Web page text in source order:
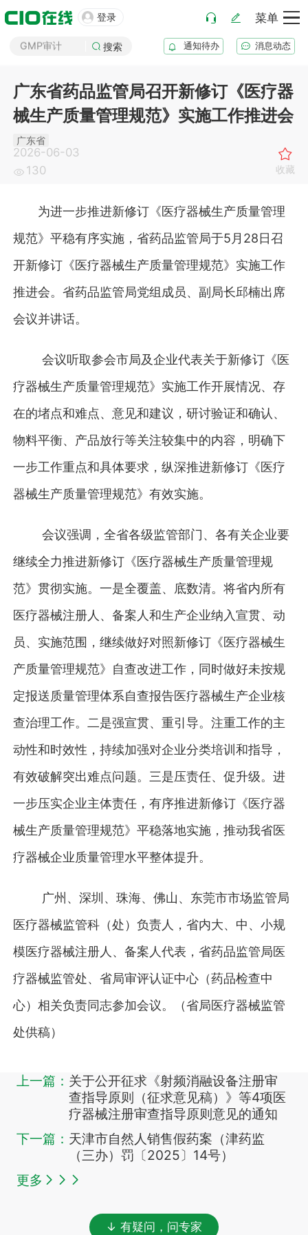
 登录 菜单
药厂筹建
GSP审计
化妆品注册
医疗器械注册
药品上市后变更
搜索 通知待办 消息动态
广东省药品监管局召开新修订《医疗器
械生产质量管理规范》实施工作推进会
广东省
2026-06-03
130
收藏
为进一步推进新修订《医疗器械生产质量管理
规范》平稳有序实施，省药品监管局于5月28日召
开新修订《医疗器械生产质量管理规范》实施工作
推进会。省药品监管局党组成员、副局长邱楠出席
会议并讲话。
会议听取参会市局及企业代表关于新修订《医
疗器械生产质量管理规范》实施工作开展情况、存
在的堵点和难点、意见和建议，研讨验证和确认、
物料平衡、产品放行等关注较集中的内容，明确下
一步工作重点和具体要求，纵深推进新修订《医疗
器械生产质量管理规范》有效实施。
会议强调，全省各级监管部门、各有关企业要
继续全力推进新修订《医疗器械生产质量管理规
范》贯彻实施。一是全覆盖、底数清。将省内所有
医疗器械注册人、备案人和生产企业纳入宣贯、动
员、实施范围，继续做好对照新修订《医疗器械生
产质量管理规范》自查改进工作，同时做好未按规
定报送质量管理体系自查报告医疗器械生产企业核
查治理工作。二是强宣贯、重引导。注重工作的主
动性和时效性，持续加强对企业分类培训和指导，
有效破解突出难点问题。三是压责任、促升级。进
一步压实企业主体责任，有序推进新修订《医疗器
械生产质量管理规范》平稳落地实施，推动我省医
疗器械企业质量管理水平整体提升。
广州、深圳、珠海、佛山、东莞市市场监管局
医疗器械监管科（处）负责人，省内大、中、小规
模医疗器械注册人、备案人代表，省药品监管局医
疗器械监管处、省局审评认证中心（药品检查中
心）相关负责同志参加会议。（省局医疗器械监管
处供稿）
上一篇： 关于公开征求《射频消融设备注册审
查指导原则（征求意见稿）》等4项医
疗器械注册审查指导原则意见的通知
下一篇： 天津市自然人销售假药案（津药监
（三办）罚〔2025〕14号）
更多
↓ 有疑问，问专家